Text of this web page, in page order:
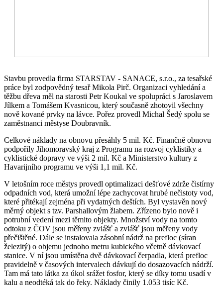
Stavbu provedla firma STARSTAV - SANACE, s.r.o., za tesařské
práce byl zodpovědný tesař Mikola Pirč. Organizaci vyhledání a
těžbu dřeva měl na starosti Petr Koukal ve spolupráci s Jaroslavem
Jílkem a Tomášem Kvasnicou, který současně zhotovil všechny
nově kované prvky na lávce. Pořez provedl Michal Šedý spolu se
zaměstnanci městyse Doubravník.
Celkové náklady na obnovu přesáhly 5 mil. Kč. Finančně obnovu
podpořily Jihomoravský kraj z Programu na rozvoj cyklistiky a
cyklistické dopravy ve výši 2 mil. Kč a Ministerstvo kultury z
Havarijního programu ve výši 1,1 mil. Kč.
V letošním roce městys provedl optimalizaci dešťové zdrže čistírny
odpadních vod, která umožní lépe zachycovat hrubé nečistoty vod,
které přitékají zejména při vydatných deštích. Byl vystavěn nový
měrný objekt s tzv. Parshallovým žlabem. Zřízeno bylo nově i
potrubní vedení mezi těmito objekty. Množství vody na tomto
odtoku z ČOV jsou měřeny zvlášť a zvlášť jsou měřeny vody
přečištěné. Dále se instalovala zásobní nádrž na prefloc (síran
železitý) o objemu jednoho metru kubického včetně dávkovací
stanice. V ní jsou umístěna dvě dávkovací čerpadla, která prefloc
pravidelně v časových intervalech dávkují do dosazovacích nádrží.
Tam má tato látka za úkol srážet fosfor, který se díky tomu usadí v
kalu a neodtéká tak do řeky. Náklady činily 1.053 tisíc Kč.